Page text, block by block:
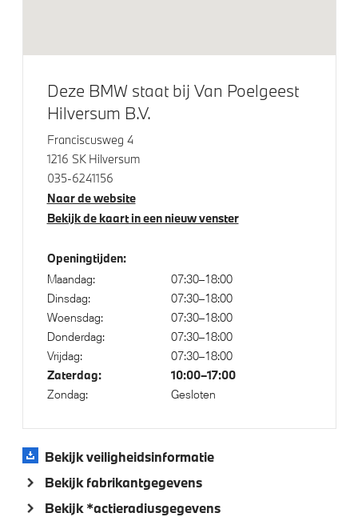
Achteruitrijcamera
Driving Assistant
achterklep
Driving Assistant Plus
Comfort Access
Park Distance Control voor/achter (PDC)
Parking Assistant
Verwarmde stoelen voor en achter
Aandrijving en onderstel
Laadkabel (Mode 3, 22kW)
M Sportonderstel
Veiligheid
Deze BMW staat bij Van Poelgeest
Hilversum B.V.
Franciscusweg 4
1216 SK Hilversum
035-6241156
Naar de website
Bekijk de kaart in een nieuw venster
Openingtijden:
Maandag:
07:30–18:00
Dinsdag:
07:30–18:00
Woensdag:
07:30–18:00
Donderdag:
07:30–18:00
Vrijdag:
07:30–18:00
Zaterdag: 10:00–17:00
Zondag: Gesloten
Bekijk veiligheidsinformatie
Bekijk fabrikantgegevens
Bekijk *actieradiusgegevens